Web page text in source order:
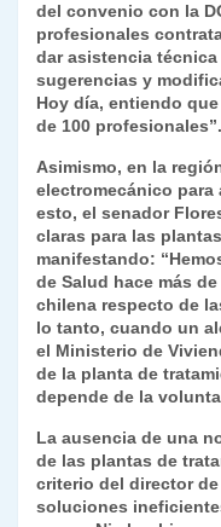
del convenio con la
profesionales
dar asistencia
sugerencias y
Hoy día, entiendo
de 100 profesionales”.
Asimismo, en la
electromecánico para
esto, el senador
claras para las
manifestando:
de Salud hace más
chilena respecto de
lo tanto, cuando un
el Ministerio de
de la planta de
depende de la
La ausencia de una
de las plantas de
criterio del director
soluciones